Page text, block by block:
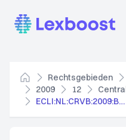
Lexboost
Home
Rechtsgebieden
2009
12
ECLI:NL:CRVB:2009:BK7246